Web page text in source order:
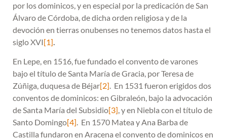
por los dominicos, y en especial por la predicación de San
Álvaro de Córdoba, de dicha orden religiosa y de la
devoción en tierras onubenses no tenemos datos hasta el
siglo XVI[1].
En Lepe, en 1516, fue fundado el convento de varones
bajo el título de Santa María de Gracia, por Teresa de
Zúñiga, duquesa de Béjar[2]. En 1531 fueron erigidos dos
conventos de dominicos: en Gibraleón, bajo la advocación
de Santa María del Subsidio[3], y en Niebla con el título de
Santo Domingo[4]. En 1570 Matea y Ana Barba de
Castilla fundaron en Aracena el convento de dominicos en